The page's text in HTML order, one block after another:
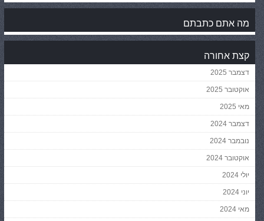
מה אתם כתבתם
קצת אחורה
דצמבר 2025
אוקטובר 2025
מאי 2025
דצמבר 2024
נובמבר 2024
אוקטובר 2024
יולי 2024
יוני 2024
מאי 2024